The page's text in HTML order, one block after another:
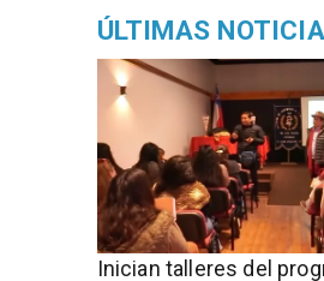
ÚLTIMAS
Inician talleres del